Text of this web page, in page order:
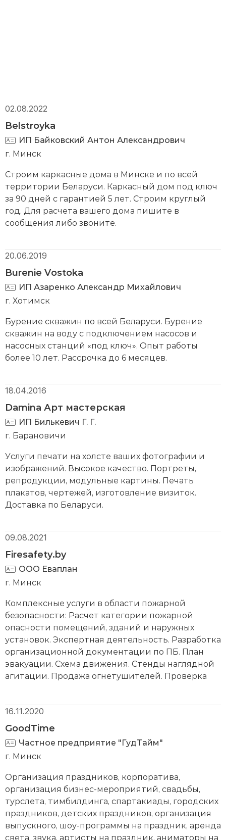
02.08.2022
Belstroyka
ИП Байковский Антон Александрович
г. Минск
Строим каркасные дома в Минске и по всей
территории Беларуси. Каркасный дом под ключ
за 90 дней с гарантией 5 лет. Строим круглый
год. Для расчета вашего дома пишите в
сообщения либо звоните.
20.06.2019
Burenie Vostoka
ИП Азаренко Александр Михайлович
г. Хотимск
Бурение скважин по всей Беларуси. Бурение
скважин на воду с подключением насосов и
насосных станций «под ключ». Опыт работы
более 10 лет. Рассрочка до 6 месяцев.
18.04.2016
Damina Арт мастерская
ИП Билькевич Г. Г.
г. Барановичи
Услуги печати на холсте ваших фотографии и
изображений. Высокое качество. Портреты,
репродукции, модульные картины. Печать
плакатов, чертежей, изготовление визиток.
Доставка по Беларуси.
09.08.2021
Firesafety.by
ООО Еваплан
г. Минск
Комплексные услуги в области пожарной
безопасности: Расчет категории пожарной
опасности помещений, зданий и наружных
установок. Экспертная деятельность. Разработка
организационной документации по ПБ. План
эвакуации. Схема движения. Стенды наглядной
агитации. Продажа огнетушителей. Проверка
16.11.2020
GoodTime
Частное предприятие "ГудТайм"
г. Минск
Организация праздников, корпоратива,
организация бизнес-мероприятий, свадьбы,
турслета, тимбилдинга, спартакиады, городских
праздников, детских праздников, организация
выпускного, шоу-программы на праздник, аренда
света, звука, артисты на праздник, аниматоры на